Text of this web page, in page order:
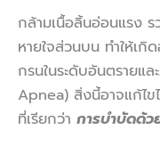
กล้ามเนื้อลิ้นอ่อนแรง ร
หายใจส่วนบน ทำให้เกิ
กรนในระดับอันตรายแ
Apnea) สิ่งนี้อาจแก้ไ
ที่เรียกว่า การบำบัดด้